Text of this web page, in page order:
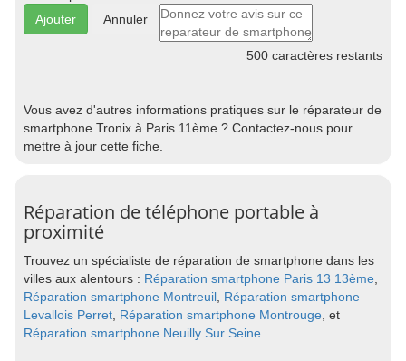
Annuler
500 caractères restants
Vous avez d'autres informations pratiques sur le réparateur de
smartphone Tronix à Paris 11ème ? Contactez-nous pour
mettre à jour cette fiche.
Réparation de téléphone portable à
proximité
Trouvez un spécialiste de réparation de smartphone dans les
villes aux alentours : Réparation smartphone Paris 13 13ème
Réparation smartphone Montreuil Réparation smartphone
Levallois Perret Réparation smartphone Montrouge , et
Réparation smartphone Neuilly Sur Seine